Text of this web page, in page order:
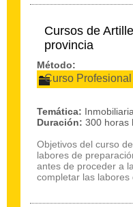
Cursos de
provincia
Método:
Curso
Temática:
Duración: 300 horas
Objetivos del curso
labores de
antes de proceder a
completar las labores